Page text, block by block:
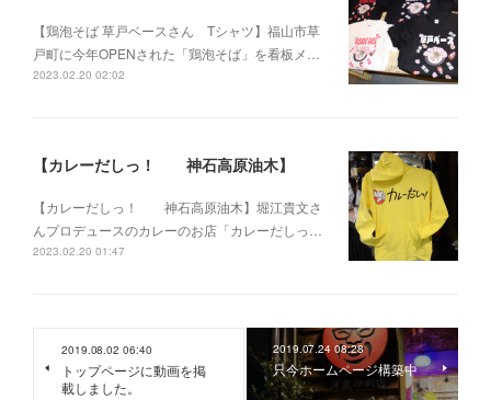
【鶏泡そば 草戸ベースさん Tシャツ】福山市草
戸町に今年OPENされた「鶏泡そば」を看板メ…
2023.02.20 02:02
【カレーだしっ！ 神石高原油木】
【カレーだしっ！ 神石高原油木】堀江貴文さ
んプロデュースのカレーのお店「カレーだしっ…
2023.02.20 01:47
2019.08.02 06:40
トップページに動画を掲
載しました。
2019.07.24 08:28
只今ホームページ構築中